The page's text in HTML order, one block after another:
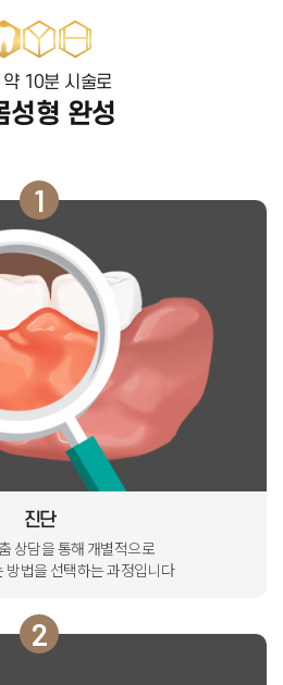
약 10분 시술로
성형 완성
1
진단
상담을 통해 개별적으로
방법을 선택하는 과정입니다
2